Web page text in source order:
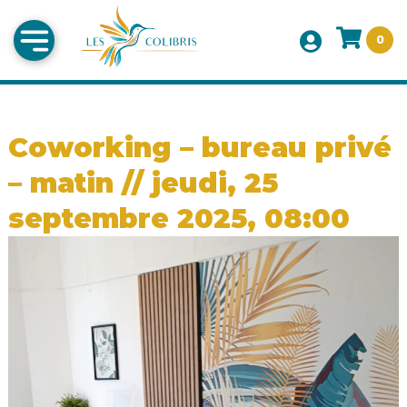
0
Coworking – bureau privé
– matin // jeudi, 25
septembre 2025, 08:00